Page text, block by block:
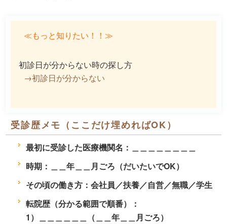
≪もっと知りたい！！≫
初診日が分からない時の探し方
→初診日が分からない
受診歴メモ（ここだけ埋めればOK）
最初に受診した医療機関名：＿＿＿＿＿＿＿＿
時期：＿＿年＿＿月ごろ（だいたいでOK）
その頃の働き方：会社員／扶養／自営／無職／学生
転院歴（分かる範囲で順番）：
1）＿＿＿＿＿＿（＿＿年＿＿月ごろ）